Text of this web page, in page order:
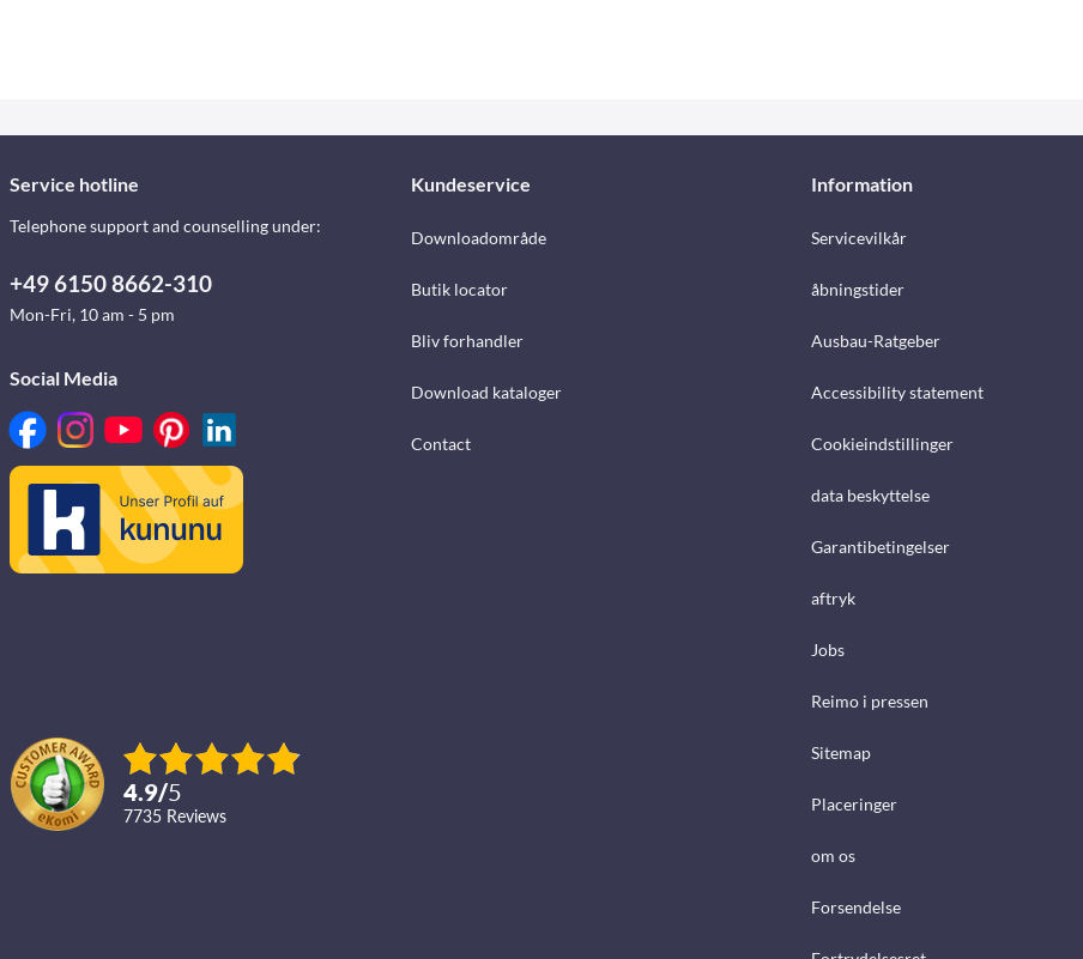
Service hotline
Telephone support and counselling under:
+49 6150 8662-310
Mon-Fri, 10 am - 5 pm
Social Media
4.9/5
7735 reviews
Kundeservice
Downloadområde
Butik locator
Bliv forhandler
Download kataloger
Contact
Information
Servicevilkår
åbningstider
Ausbau-Ratgeber
Accessibility statement
Cookieindstillinger
data beskyttelse
Garantibetingelser
aftryk
Jobs
Reimo i pressen
Sitemap
Placeringer
om os
Forsendelse